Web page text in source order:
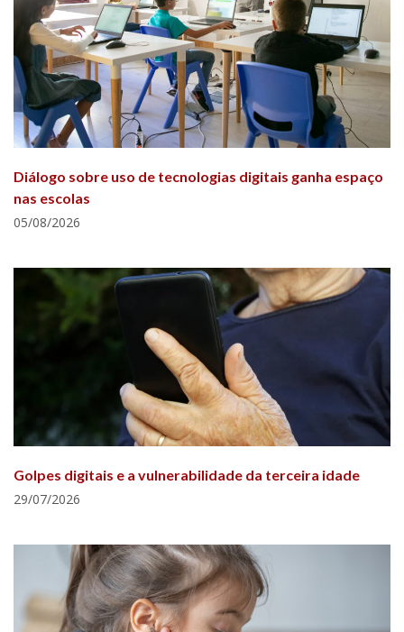
Diálogo sobre uso de tecnologias digitais ganha espaço
nas escolas
05/08/2026
Golpes digitais e a vulnerabilidade da terceira idade
29/07/2026